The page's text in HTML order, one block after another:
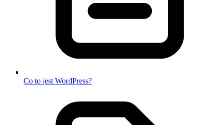
Co to jest WordPress?